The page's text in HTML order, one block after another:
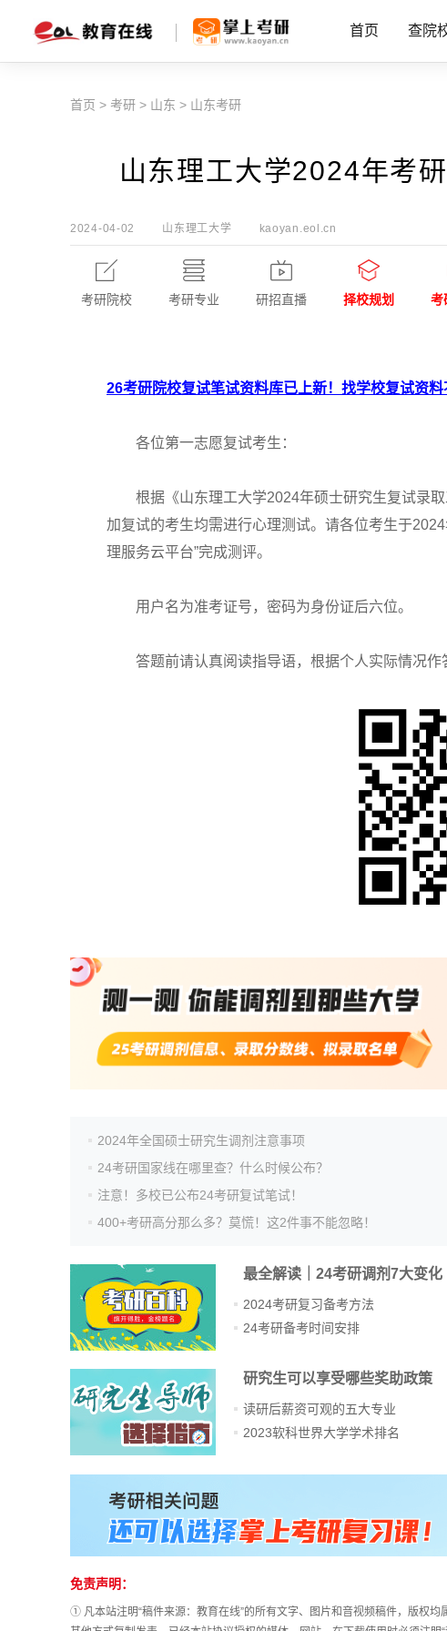
首页 查院
首页 > 考研 > 山东 > 山东考研
山东理工大学2024年考
2024-04-02 山东理工大学 kaoyan.eol.cn
考研院校 考研专业 研招直播 择校规划 考
26考研院校复试笔试资料库已上新！找学校复试资
各位第一志愿复试考生：
根据《山东理工大学2024年硕士研究生复试录取
加复试的考生均需进行心理测试。请各位考生于
理服务云平台”完成测评。
用户名为准考证号，密码为身份证后六位。
答题前请认真阅读指导语，根据个人实际情况作
2024年全国硕士研究生调剂注意事项
24考研国家线在哪里查？什么时候公布？
注意！多校已公布24考研复试笔试！
400+考研高分那么多？莫慌！这2件事不能忽略！
最全解读｜24考研调剂7大变化
2024考研复习备考方法
24考研备考时间安排
研究生可以享受哪些奖助政策
读研后薪资可观的五大专业
2023软科世界大学学术排名
免责声明：
① 凡本站注明“稿件来源：教育在线”的所有文字、图片和音视频稿件，版权